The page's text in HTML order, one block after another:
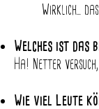
Wirklich...
Welches ist das
Ha! Netter
Wie viel Leute